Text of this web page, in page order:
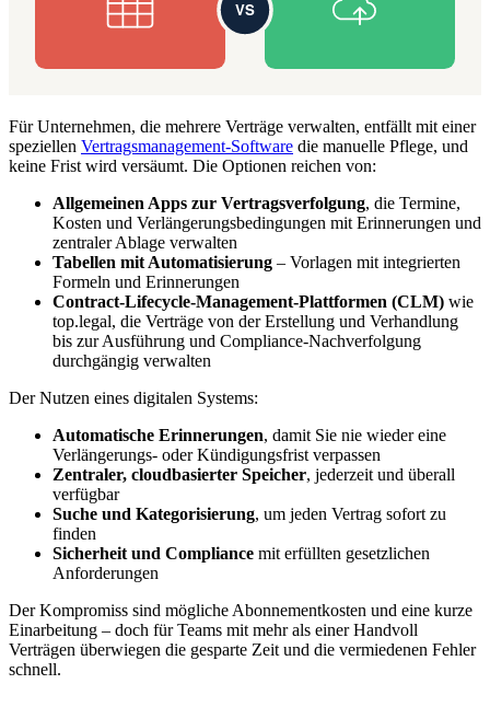
Für Unternehmen, die mehrere Verträge verwalten, entfällt mit einer
speziellen Vertragsmanagement-Software die manuelle Pflege, und
keine Frist wird versäumt. Die Optionen reichen von:
Allgemeinen Apps zur Vertragsverfolgung, die Termine,
Kosten und Verlängerungsbedingungen mit Erinnerungen und
zentraler Ablage verwalten
Tabellen mit Automatisierung – Vorlagen mit integrierten
Formeln und Erinnerungen
Contract-Lifecycle-Management-Plattformen (CLM) wie
top.legal, die Verträge von der Erstellung und Verhandlung
bis zur Ausführung und Compliance-Nachverfolgung
durchgängig verwalten
Der Nutzen eines digitalen Systems:
Automatische Erinnerungen, damit Sie nie wieder eine
Verlängerungs- oder Kündigungsfrist verpassen
Zentraler, cloudbasierter Speicher, jederzeit und überall
verfügbar
Suche und Kategorisierung, um jeden Vertrag sofort zu
finden
Sicherheit und Compliance mit erfüllten gesetzlichen
Anforderungen
Der Kompromiss sind mögliche Abonnementkosten und eine kurze
Einarbeitung – doch für Teams mit mehr als einer Handvoll
Verträgen überwiegen die gesparte Zeit und die vermiedenen Fehler
schnell.